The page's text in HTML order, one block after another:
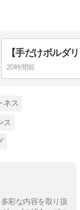
20時間前
ネス
ス
彩な内容を取り扱